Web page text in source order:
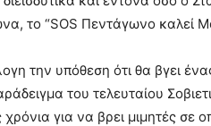
το “SOS Πεντάγωνο καλεί
την υπόθεση ότι θα βγει
του τελευταίου
για να βρει μιμητές σε